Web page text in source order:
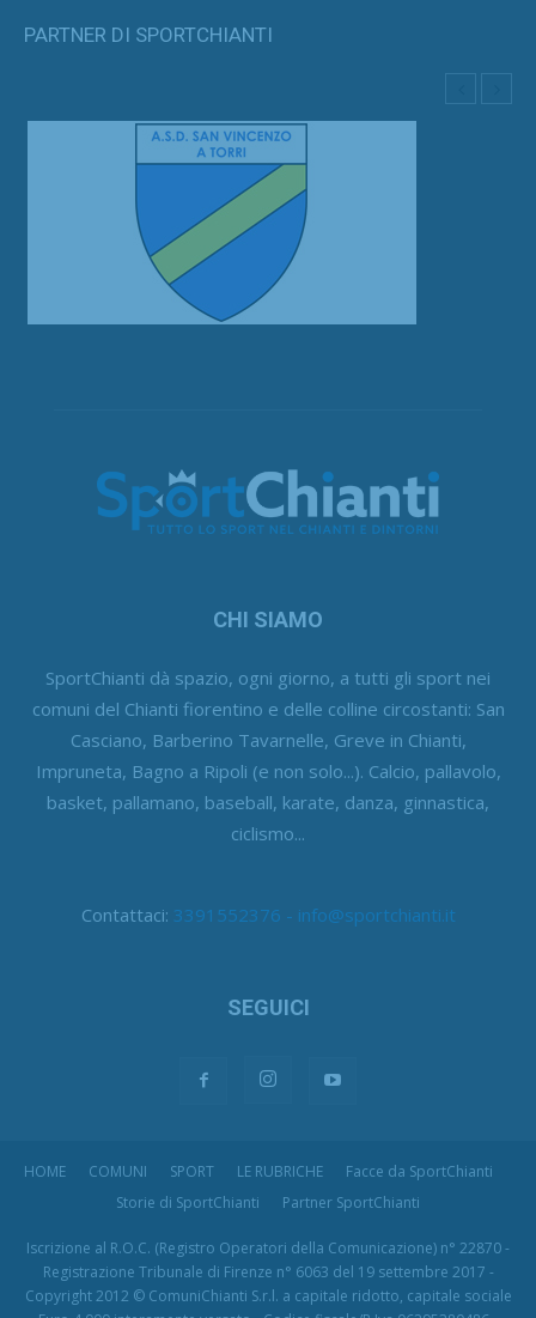
PARTNER DI SPORTCHIANTI
CHI SIAMO
SportChianti dà spazio, ogni giorno, a tutti gli sport nei
comuni del Chianti fiorentino e delle colline circostanti: San
Casciano, Barberino Tavarnelle, Greve in Chianti,
Impruneta, Bagno a Ripoli (e non solo...). Calcio, pallavolo,
basket, pallamano, baseball, karate, danza, ginnastica,
ciclismo...
Contattaci: 3391552376 - info@sportchianti.it
SEGUICI
HOME COMUNI SPORT LE RUBRICHE
Facce da SportChianti
Storie di SportChianti
Partner SportChianti
Iscrizione al R.O.C. (Registro Operatori della Comunicazione) n° 22870 -
Registrazione Tribunale di Firenze n° 6063 del 19 settembre 2017 -
Copyright 2012 © ComuniChianti S.r.l. a capitale ridotto, capitale sociale